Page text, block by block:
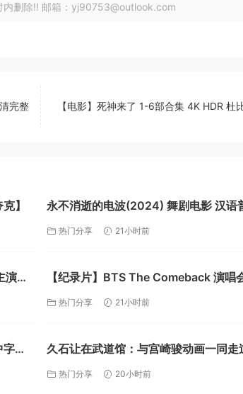
内删除!! 邮箱：yj90753@outlook.com
完整
【电影】死神来了 1-6部合集 4K HDR 杜
】
永不消逝的电波(2024) 舞剧电影 汉语
逝的电波(舞台纪录片) / Red Radio
热门分享 21小时前
演丨
【纪录片】BTS The Comeback 演唱
乐【夸克】
热门分享 21小时前
字
久石让在武道馆：与宫崎骏动画一同走
录片 / 音乐 日语 又名: Hisaishi Jo in
热门分享 20小时前